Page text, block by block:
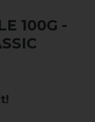
100G -